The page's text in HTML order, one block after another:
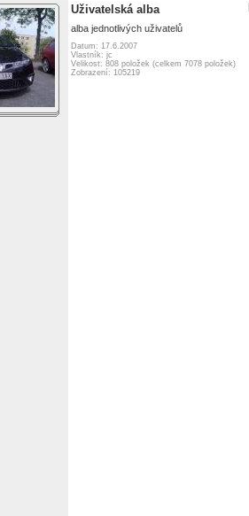
Uživatelská alba
alba jednotlivých uživatelů
Datum: 17.6.2007
Vlastník: jc
Velikost: 808 položek (celkem 7078 položek)
Zobrazení: 105219